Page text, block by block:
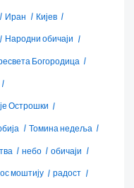
Иран
Кијев
Народни обичаји
Богородица
Острошки
Томина недеља
небо
обичаји
моштију
радост